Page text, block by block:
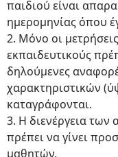
παιδιού είναι
ημερομηνίας όπου
2. Μόνο οι
εκπαιδευτικούς
δηλούμενες
χαρακτηριστικών
καταγράφονται.
3. Η διενέργεια
πρέπει να γίνει
μαθητών.